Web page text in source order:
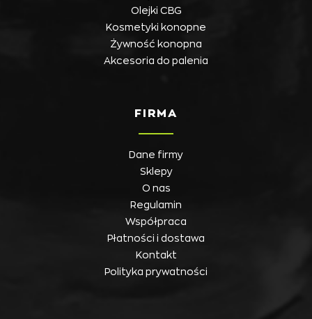
Olejki CBG
Kosmetyki konopne
Żywność konopna
Akcesoria do palenia
FIRMA
Dane firmy
Sklepy
O nas
Regulamin
Współpraca
Płatności i dostawa
Kontakt
Polityka prywatności